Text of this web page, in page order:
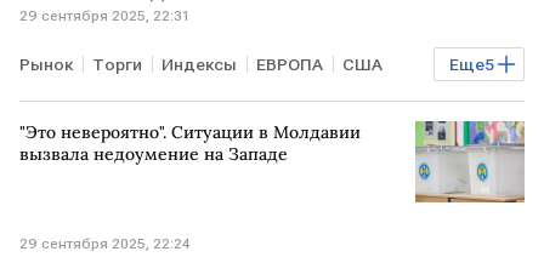
29 сентября 2025, 22:31
Еще5
Рынок Торги Индексы ЕВРОПА США
ТУРЦИЯ TotalEnergies DAX GSK
Мировая экономика
"Это невероятно". Ситуации в Молдавии
вызвала недоумение на Западе
29 сентября 2025, 22:24